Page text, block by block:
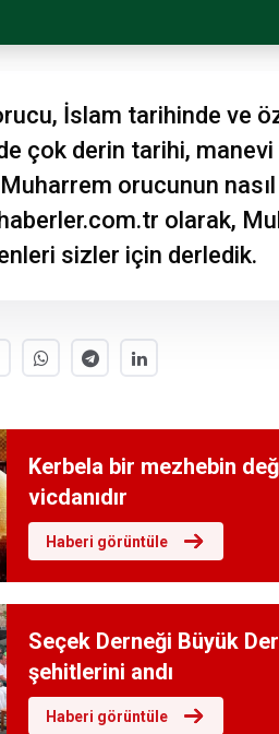
İslam tarihinde ve
çok derin tarihi,
orucunun
olarak,
sizler için derledik.
Kerbela bir mezhebin
vicdanıdır
Haberi görüntüle
Seçek Derneği Büyük
şehitlerini andı
Haberi görüntüle